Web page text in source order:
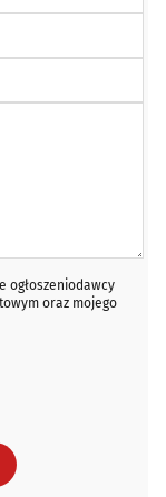
ogłoszeniodawcy
oraz mojego